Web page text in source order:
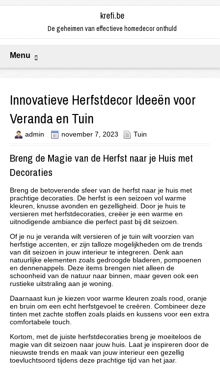
krefi.be
De geheimen van effectieve homedecor onthuld
Menu
Innovatieve Herfstdecor Ideeën voor
Veranda en Tuin
admin november 7, 2023 Tuin
Breng de Magie van de Herfst naar je Huis met
Decoraties
Breng de betoverende sfeer van de herfst naar je huis met
prachtige decoraties. De herfst is een seizoen vol warme
kleuren, knusse avonden en gezelligheid. Door je huis te
versieren met herfstdecoraties, creëer je een warme en
uitnodigende ambiance die perfect past bij dit seizoen.
Of je nu je veranda wilt versieren of je tuin wilt voorzien van
herfstige accenten, er zijn talloze mogelijkheden om de trends
van dit seizoen in jouw interieur te integreren. Denk aan
natuurlijke elementen zoals gedroogde bladeren, pompoenen
en dennenappels. Deze items brengen niet alleen de
schoonheid van de natuur naar binnen, maar geven ook een
rustieke uitstraling aan je woning.
Daarnaast kun je kiezen voor warme kleuren zoals rood, oranje
en bruin om een echt herfstgevoel te creëren. Combineer deze
tinten met zachte stoffen zoals plaids en kussens voor een extra
comfortabele touch.
Kortom, met de juiste herfstdecoraties breng je moeiteloos de
magie van dit seizoen naar jouw huis. Laat je inspireren door de
nieuwste trends en maak van jouw interieur een gezellig
toevluchtsoord tijdens deze prachtige tijd van het jaar.